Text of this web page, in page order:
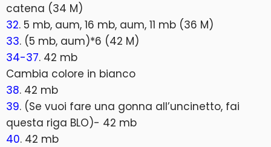
catena (34 M)
32. 5 mb, aum, 16 mb, aum, 11 mb (36 M)
33. (5 mb, aum)*6 (42 M)
34-37. 42 mb
Cambia colore in bianco
38. 42 mb
39. (Se vuoi fare una gonna all’uncinetto, fai
questa riga BLO)- 42 mb
40. 42 mb